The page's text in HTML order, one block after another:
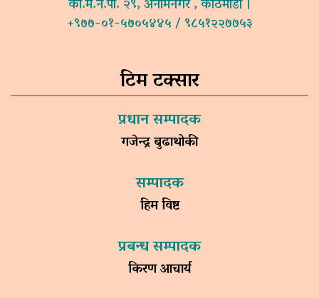
का.म.न.पा. २९, अनामनगर , काठमाडौं ।
+९७७-०१-५७०५४४५ / ९८५१२२७७५३
टिम टक्सार
प्रधान सम्पादक
गजेन्द्र बुढाथोकी
सम्पादक
हिम विष्ट
प्रबन्ध सम्पादक
किरण आचार्य